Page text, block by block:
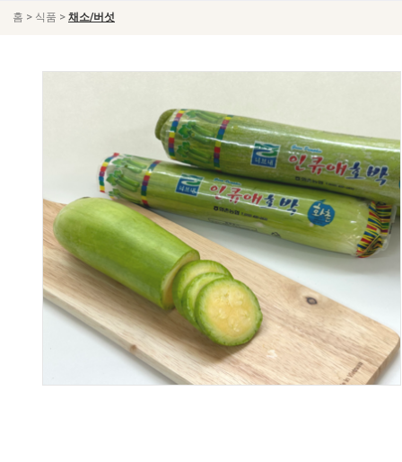
홈 > 식품 > 채소/버섯